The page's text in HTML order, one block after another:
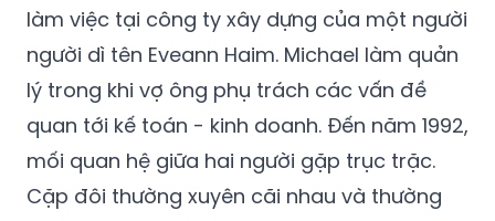
làm việc tại công ty xây dựng của một người
người dì tên Eveann Haim. Michael làm quản
lý trong khi vợ ông phụ trách các vấn đề
quan tới kế toán - kinh doanh. Đến năm 1992,
mối quan hệ giữa hai người gặp trục trặc.
Cặp đôi thường xuyên cãi nhau và thường